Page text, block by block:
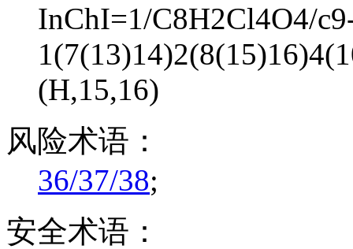
InChI=1/C8H2Cl4O4/
(H,15,16)
风险术语：
36/37/38;
安全术语：